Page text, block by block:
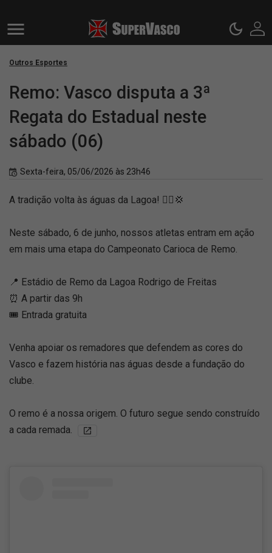
Outros Esportes
Remo: Vasco disputa a 3ª
Regata do Estadual neste
sábado (06)
Sexta-feira, 05/06/2026 às 23h46
A tradição volta às águas da Lagoa! 🚣‍♂️💢
Neste sábado, 6 de junho, nossos atletas entram em ação
em mais uma etapa do Campeonato Carioca de Remo.
📍 Estádio de Remo da Lagoa Rodrigo de Freitas
⏰ A partir das 9h
🎟️ Entrada gratuita
Venha apoiar os remadores que defendem as cores do
Vasco e fazem história nas águas desde a fundação do
clube.
O remo é a nossa origem. O futuro segue sendo construído
a cada remada.